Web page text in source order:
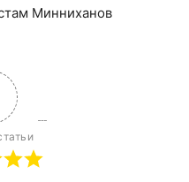
Минниханов